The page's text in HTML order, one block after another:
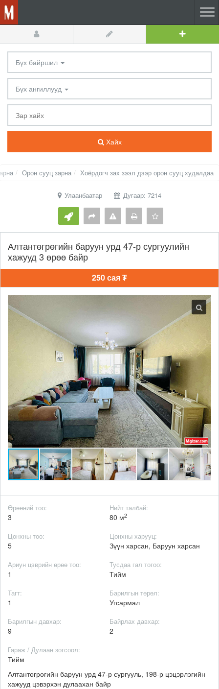
Бүх байршил
Бүх ангиллууд
Хайх
Орон сууц зарна Хоёрдогч зах зээл дээр орон сууц худалдаа
Улаанбаатар Дугаар: 7214
Алтантөгрөгийн баруун урд 47-р сургуулийн
хажууд 3 өрөө байр
250 сая ₮
Өрөөний тоо:
3
Нийт талбай:
80 м2
Цонхны тоо:
5
Цонхны харууц:
Зүүн харсан, Баруун харсан
Ариун цэврийн өрөө тоо:
1
Тусдаа гал тогоо:
Тийм
Тагт:
1
Барилгын төрөл:
Угсармал
Барилгын давхар:
9
Байрлах давхар:
2
Гараж / Дулаан зогсоол:
Тийм
Алтантөгрөгийн баруун урд 47-р сургууль, 198-р цэцэрлэгийн
хажууд цэвэрхэн дулаахан байр